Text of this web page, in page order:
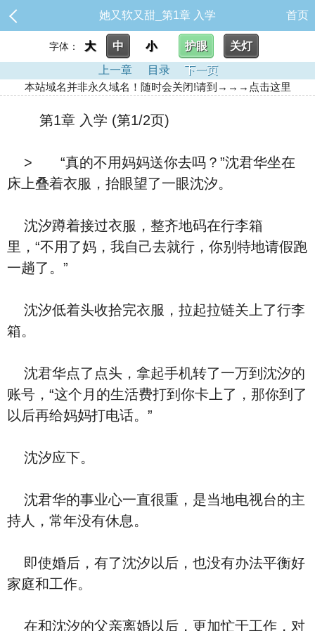
她又软又甜_第1章 入学 首页
字体： 大 中 小 护眼
关灯
上一章
目录
下一页
本站域名并非永久域名！随时会关闭!请到→→→点击这里
第1章 入学 (第1/2页)
> “真的不用妈妈送你去吗？”沈君华坐在
床上叠着衣服，抬眼望了一眼沈汐。
沈汐蹲着接过衣服，整齐地码在行李箱
里，“不用了妈，我自己去就行，你别特地请假跑
一趟了。”
沈汐低着头收拾完衣服，拉起拉链关上了行李
箱。
沈君华点了点头，拿起手机转了一万到沈汐的
账号，“这个月的生活费打到你卡上了，那你到了
以后再给妈妈打电话。”
沈汐应下。
沈君华的事业心一直很重，是当地电视台的主
持人，常年没有休息。
即使婚后，有了沈汐以后，也没有办法平衡好
家庭和工作。
在和沈汐的父亲离婚以后，更加忙于工作，对